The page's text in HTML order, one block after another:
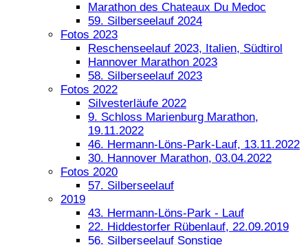
Marathon des Chateaux Du Medoc
59. Silberseelauf 2024
Fotos 2023
Reschenseelauf 2023, Italien, Südtirol
Hannover Marathon 2023
58. Silberseelauf 2023
Fotos 2022
Silvesterläufe 2022
9. Schloss Marienburg Marathon,
19.11.2022
46. Hermann-Löns-Park-Lauf, 13.11.2022
30. Hannover Marathon, 03.04.2022
Fotos 2020
57. Silberseelauf
2019
43. Hermann-Löns-Park - Lauf
22. Hiddestorfer Rübenlauf, 22.09.2019
56. Silberseelauf Sonstige